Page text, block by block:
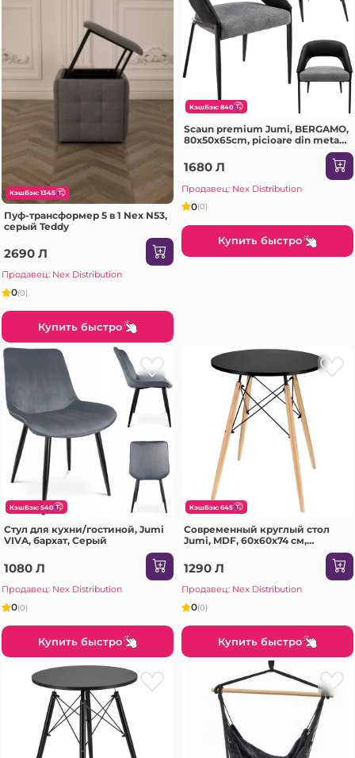
КэшБэк: 1345
Пуф-трансформер 5 в 1 Nex N53,
серый Teddy
2690 Л
Продавец: Nex Distribution
0(0)
Купить быстро
КэшБэк: 840
Scaun premium Jumi, BERGAMO,
80x50x65cm, picioare din metal,
1680 Л
Продавец: Nex Distribution
0(0)
Купить быстро
КэшБэк: 540
Стул для кухни/гостиной, Jumi
VIVA, бархат, Серый
1080 Л
Продавец: Nex Distribution
0(0)
Купить быстро
КэшБэк: 645
Современный круглый стол
Jumi, MDF, 60x60x74 см,
Artisan/черный
1290 Л
Продавец: Nex Distribution
0(0)
Купить быстро